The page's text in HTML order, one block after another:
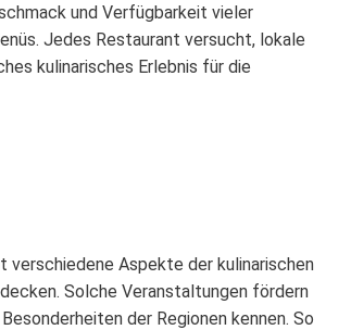
und Verfügbarkeit vieler
Jedes Restaurant versucht, lokale
kulinarisches Erlebnis für die
verschiedene Aspekte der kulinarischen
Solche Veranstaltungen fördern
der Regionen kennen. So